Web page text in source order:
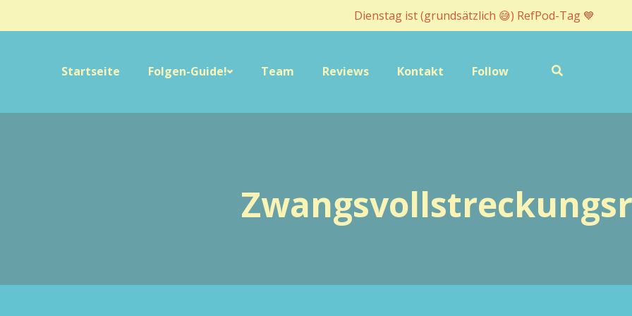
Dienstag ist (grundsätzlich 😅) RefPod-Tag 💙
Startseite Folgen-Guide! Team Reviews Kontakt Follow